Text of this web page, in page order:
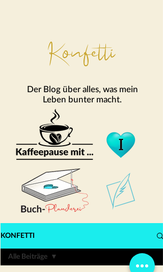
Konfetti
Der Blog über alles, was mein
Leben bunter macht.
KONFETTI
Alle Beiträge